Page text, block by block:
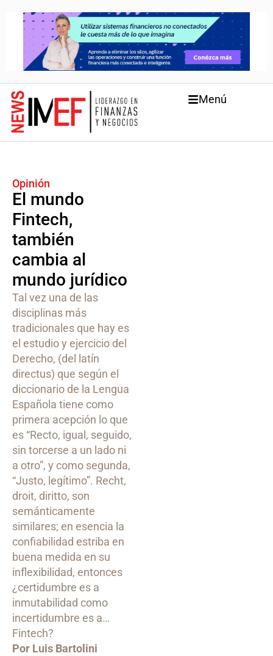
Menú
Opinión
El mundo
Fintech,
también
cambia al
mundo jurídico
Tal vez una de las
disciplinas más
tradicionales que hay es
el estudio y ejercicio del
Derecho, (del latín
directus) que según el
diccionario de la Lengua
Española tiene como
primera acepción lo que
es “Recto, igual, seguido,
sin torcerse a un lado ni
a otro”, y como segunda,
“Justo, legítimo”. Recht,
droit, diritto, son
semánticamente
similares; en esencia la
confiabilidad estriba en
buena medida en su
inflexibilidad, entonces
¿certidumbre es a
inmutabilidad como
incertidumbre es a…
Fintech?
Por Luis Bartolini